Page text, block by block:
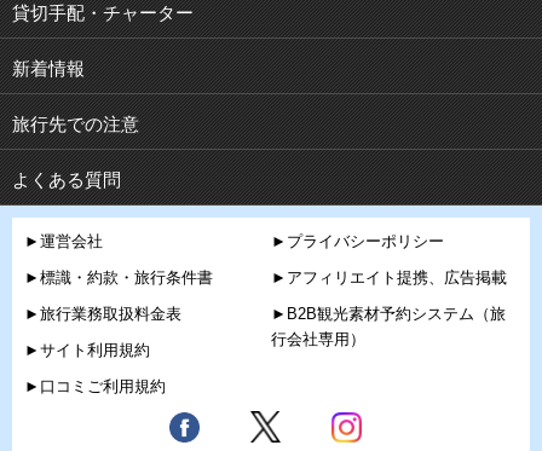
貸切手配・チャーター
新着情報
旅行先での注意
よくある質問
►運営会社
►標識・約款・旅行条件書
►旅行業務取扱料金表
►サイト利用規約
►口コミご利用規約
►プライバシーポリシー
►アフィリエイト提携、広告掲載
►B2B観光素材予約システム（旅
行会社専用）